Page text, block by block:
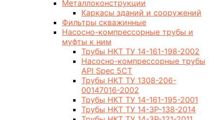
Металлоконструкции
Каркасы зданий и сооружений
Фильтры скважинные
Насосно-компрессорные трубы и
муфты к ним
Трубы НКТ ТУ 14-161-198-2002
Насосно-компрессорные трубы
API Spec 5CT
Трубы НКТ ТУ 1308-206-
00147016-2002
Трубы НКТ ТУ 14-161-195-2001
Трубы НКТ ТУ 14-3Р-138-2014